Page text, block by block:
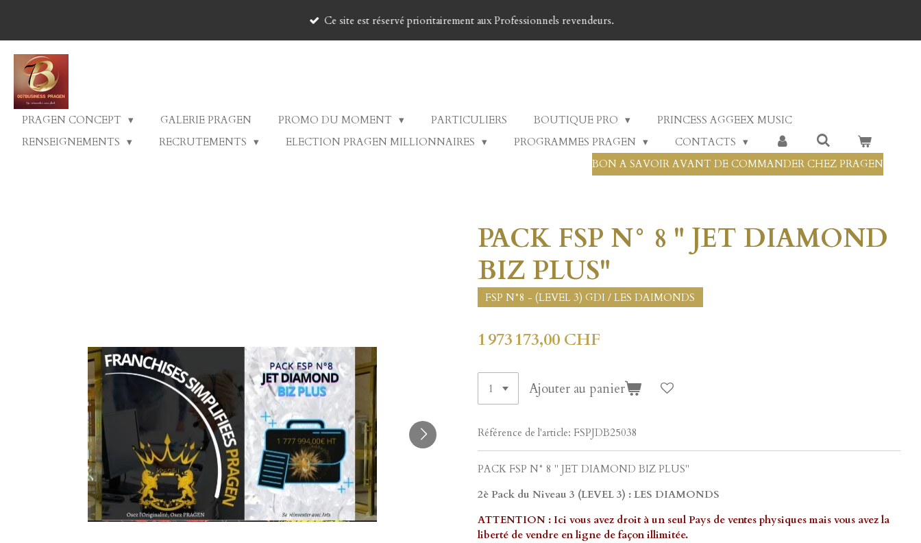
contenu
principal
Ce site est réservé prioritairement aux Professionnels revendeurs.
PRAGEN CONCEPT GALERIE PRAGEN PROMO DU MOMENT PARTICULIERS BOUTIQUE PRO
PRINCESS AGGEEX MUSIC
RENSEIGNEMENTS
RECRUTEMENTS ELECTION PRAGEN MILLIONNAIRES PROGRAMMES PRAGEN
CONTACTS
BON A SAVOIR AVANT DE COMMANDER CHEZ PRAGEN
PACK FSP N° 8 " JET DIAMOND
BIZ PLUS"
FSP N°8 - (LEVEL 3) GDI / LES DAIMONDS
1 973 173,00 CHF
Ajouter au panier
Référence de l'article: FSPJDB25038
PACK FSP N° 8 " JET DIAMOND BIZ PLUS"
2è Pack du Niveau 3 (LEVEL 3) : LES DIAMONDS
ATTENTION : Ici vous avez droit à un seul Pays de ventes physiques mais vous avez la
liberté de vendre en ligne de façon illimitée.